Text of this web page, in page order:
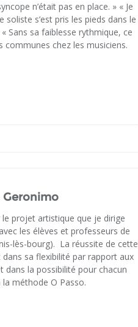
n’était pas en place. » « Je
s’est pris les pieds dans le
Sans sa faiblesse rythmique, ce
communes chez les musiciens.
Geronimo
le projet artistique que je dirige
les élèves et professeurs de
lès-bourg). La réussite de cette
sa flexibilité par rapport aux
dans la possibilité pour chacun
méthode O Passo.